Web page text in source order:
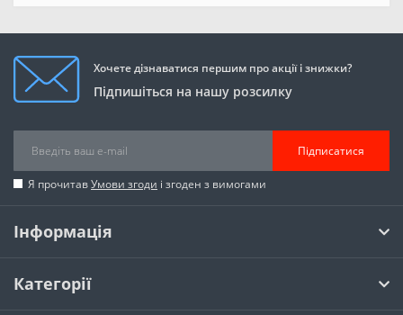
Хочете дізнаватися першим про акції і знижки?
Підпишіться на нашу розсилку
Підписатися
Я прочитавУмови згоди і згоден з вимогами
Інформація
Категорії